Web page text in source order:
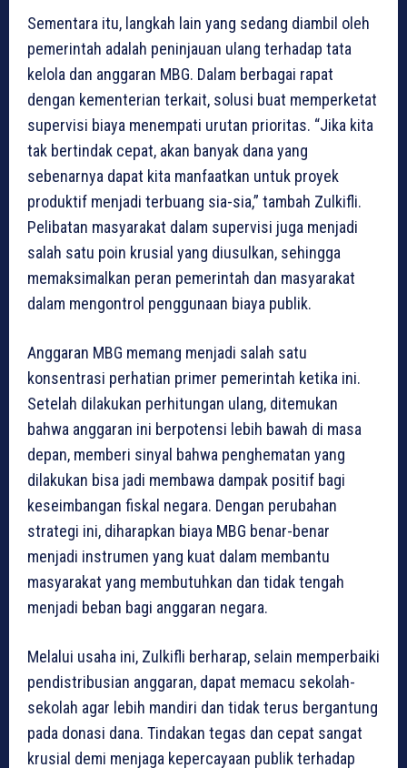
Sementara itu, langkah lain yang sedang diambil oleh
pemerintah adalah peninjauan ulang terhadap tata
kelola dan anggaran MBG. Dalam berbagai rapat
dengan kementerian terkait, solusi buat memperketat
supervisi biaya menempati urutan prioritas. “Jika kita
tak bertindak cepat, akan banyak dana yang
sebenarnya dapat kita manfaatkan untuk proyek
produktif menjadi terbuang sia-sia,” tambah Zulkifli.
Pelibatan masyarakat dalam supervisi juga menjadi
salah satu poin krusial yang diusulkan, sehingga
memaksimalkan peran pemerintah dan masyarakat
dalam mengontrol penggunaan biaya publik.
Anggaran MBG memang menjadi salah satu
konsentrasi perhatian primer pemerintah ketika ini.
Setelah dilakukan perhitungan ulang, ditemukan
bahwa anggaran ini berpotensi lebih bawah di masa
depan, memberi sinyal bahwa penghematan yang
dilakukan bisa jadi membawa dampak positif bagi
keseimbangan fiskal negara. Dengan perubahan
strategi ini, diharapkan biaya MBG benar-benar
menjadi instrumen yang kuat dalam membantu
masyarakat yang membutuhkan dan tidak tengah
menjadi beban bagi anggaran negara.
Melalui usaha ini, Zulkifli berharap, selain memperbaiki
pendistribusian anggaran, dapat memacu sekolah-
sekolah agar lebih mandiri dan tidak terus bergantung
pada donasi dana. Tindakan tegas dan cepat sangat
krusial demi menjaga kepercayaan publik terhadap